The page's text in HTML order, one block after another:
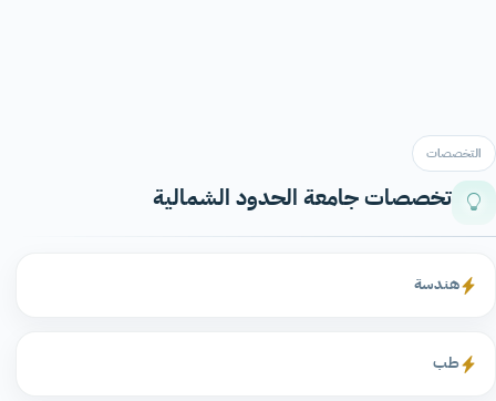
التخصصات
تخصصات جامعة الحدود الشمالية
هندسة
طب